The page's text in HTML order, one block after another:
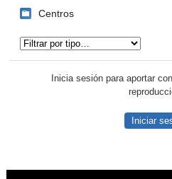
Centros
Inicia sesión para aportar
Iniciar